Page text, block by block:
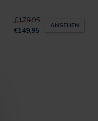
€179,95
€149,95
ANSEHEN